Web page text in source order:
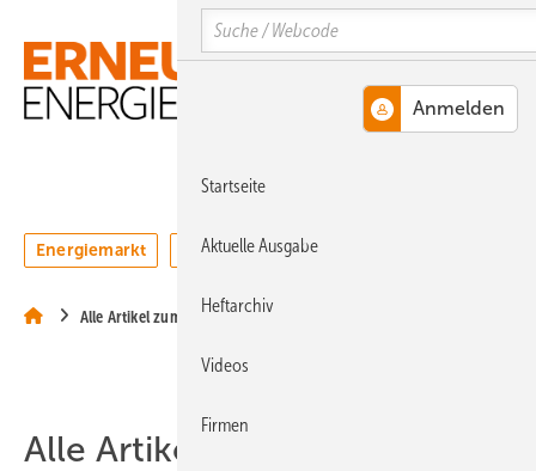
Hauptinhalt
Hauptmenü
SiteSearch
MENÜ
Energiemarkt Technologie
Alle Artikel zum Thema Politik
Alle Artikel zum Thema
Search
Startseite
Aktuelle Ausgabe
Heftarchiv
Videos
Firmen